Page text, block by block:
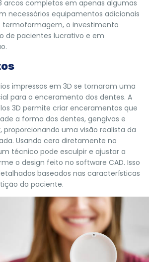
arcos completos em apenas algumas
necessários equipamentos adicionais
termoformagem, o investimento
de pacientes lucrativo e em
impressos em 3D se tornaram uma
para o enceramento dos dentes. A
3D permite criar enceramentos que
a forma dos dentes, gengivas e
proporcionando uma visão realista da
Usando cera diretamente no
técnico pode esculpir e ajustar a
o design feito no software CAD. Isso
baseados nas características
do paciente.